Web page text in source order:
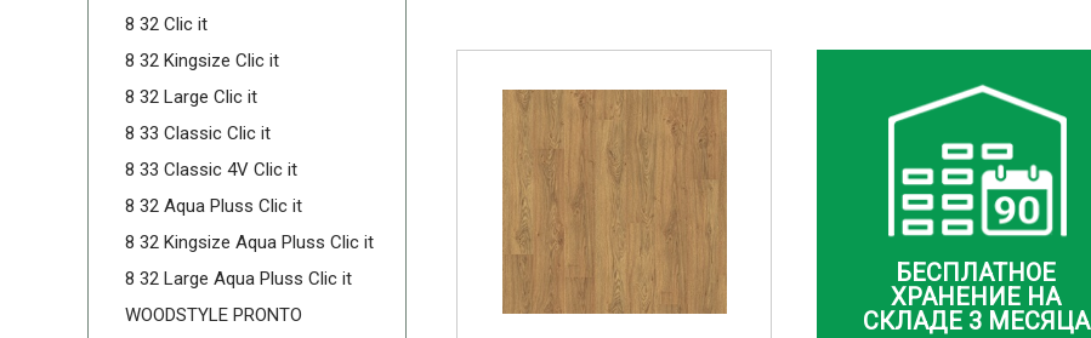
БЕСПЛАТНОЕ
ХРАНЕНИЕ НА
СКЛАДЕ 3 МЕСЯЦА
8 32 Clic it
8 32 Kingsize Clic it
8 32 Large Clic it
8 33 Classic Clic it
8 33 Classic 4V Clic it
8 32 Aqua Pluss Clic it
8 32 Kingsize Aqua Pluss Clic it
8 32 Large Aqua Pluss Clic it
WOODSTYLE PRONTO